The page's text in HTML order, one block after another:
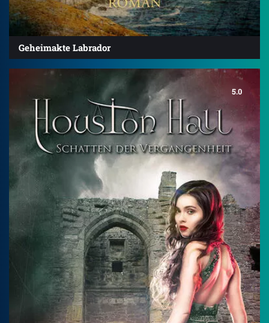
Geheimakte Labrador
5.0